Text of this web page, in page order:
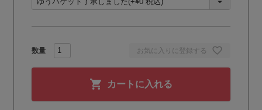
お気に入りに登録する
カートに入れる
)